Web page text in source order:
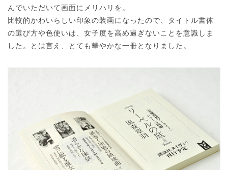
んでいただいて画面にメリハリを。
比較的かわいらしい印象の装画になったので、タイトル書体
の選び方や色使いは、女子度を高め過ぎないことを意識しま
した。とは言え、とても華やかな一冊となりました。